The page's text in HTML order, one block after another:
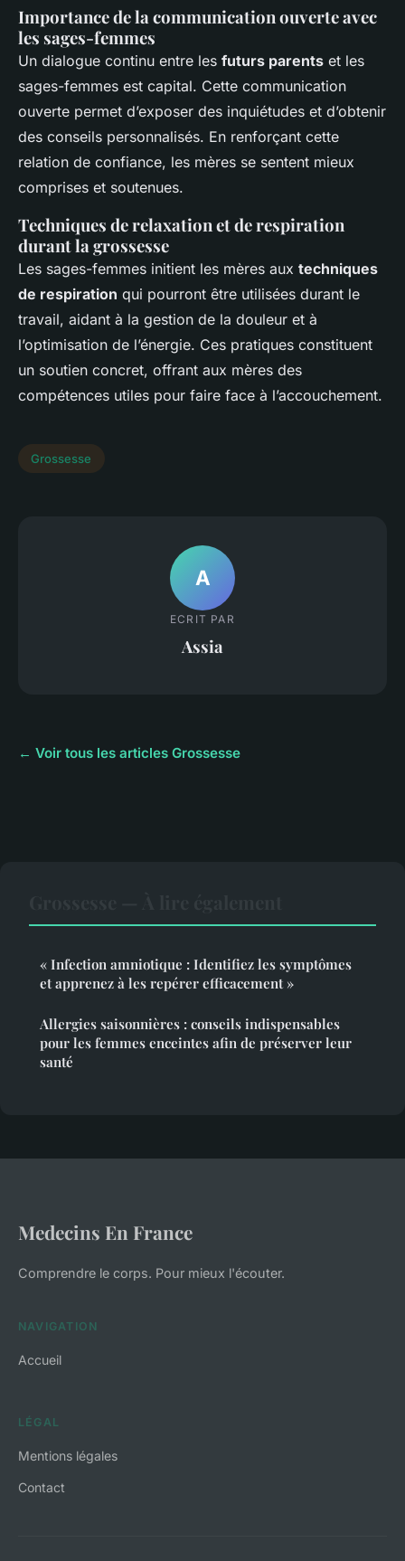
Importance de la communication ouverte avec
les sages-femmes
Un dialogue continu entre les futurs parents et les
sages-femmes est capital. Cette communication
ouverte permet d’exposer des inquiétudes et d’obtenir
des conseils personnalisés. En renforçant cette
relation de confiance, les mères se sentent mieux
comprises et soutenues.
Techniques de relaxation et de respiration
durant la grossesse
Les sages-femmes initient les mères aux techniques
de respiration qui pourront être utilisées durant le
travail, aidant à la gestion de la douleur et à
l’optimisation de l’énergie. Ces pratiques constituent
un soutien concret, offrant aux mères des
compétences utiles pour faire face à l’accouchement.
Grossesse
A
ECRIT PAR
Assia
← Voir tous les articles Grossesse
« Infection amniotique : Identifiez les symptômes
et apprenez à les repérer efficacement »
Allergies saisonnières : conseils indispensables
pour les femmes enceintes afin de préserver leur
santé
Medecins En France
Comprendre le corps. Pour mieux l'écouter.
NAVIGATION
Accueil
LÉGAL
Mentions légales
Contact